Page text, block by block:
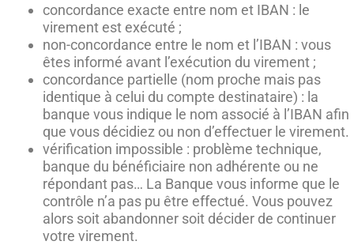
concordance exacte entre nom et IBAN : le
virement est exécuté ;
non-concordance entre le nom et l’IBAN : vous
êtes informé avant l’exécution du virement ;
concordance partielle (nom proche mais pas
identique à celui du compte destinataire) : la
banque vous indique le nom associé à l’IBAN afin
que vous décidiez ou non d’effectuer le virement.
vérification impossible : problème technique,
banque du bénéficiaire non adhérente ou ne
répondant pas… La Banque vous informe que le
contrôle n’a pas pu être effectué. Vous pouvez
alors soit abandonner soit décider de continuer
votre virement.